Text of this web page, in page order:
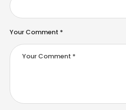
Your Comment *